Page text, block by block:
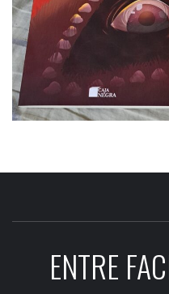
ENTRE